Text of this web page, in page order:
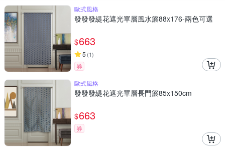
歐式風格
發發發緹花遮光單層風水簾88x176-兩色可選
$663
5 (1)
券
歐式風格
發發發緹花遮光單層長門簾85x150cm
$663
券